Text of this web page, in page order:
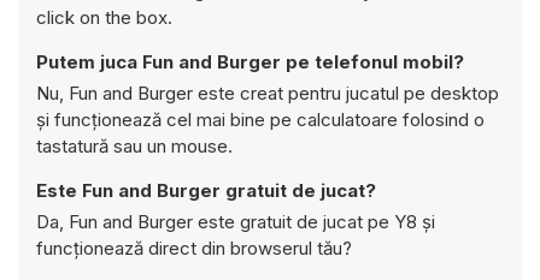
click on the box.
Putem juca Fun and Burger pe telefonul mobil?
Nu, Fun and Burger este creat pentru jucatul pe desktop
și funcționează cel mai bine pe calculatoare folosind o
tastatură sau un mouse.
Este Fun and Burger gratuit de jucat?
Da, Fun and Burger este gratuit de jucat pe Y8 și
funcționează direct din browserul tău?